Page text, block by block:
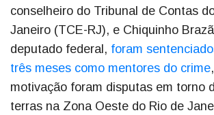
conselheiro do Tribunal de Contas
Janeiro (TCE-RJ), e Chiquinho
deputado federal, foram
três meses como mentores do crime
motivação foram disputas em torno
terras na Zona Oeste do Rio de